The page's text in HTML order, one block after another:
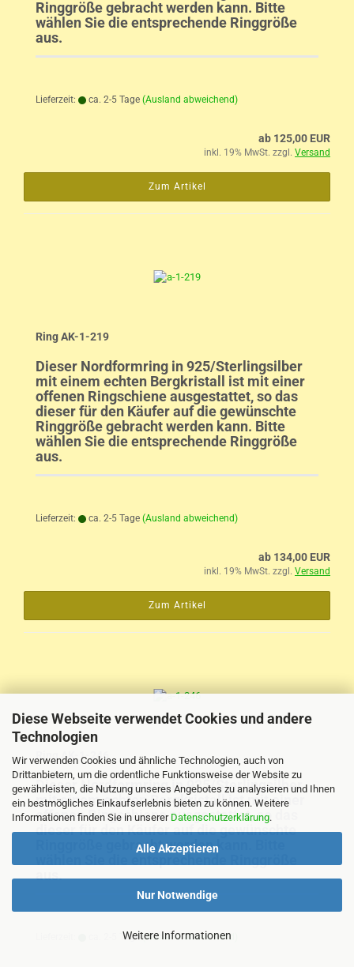
Diese Webseite verwendet Cookies und andere
Technologien
Wir verwenden Cookies und ähnliche Technologien, auch von
Drittanbietern, um die ordentliche Funktionsweise der Website zu
gewährleisten, die Nutzung unseres Angebotes zu analysieren und Ihnen
ein bestmögliches Einkaufserlebnis bieten zu können. Weitere
Informationen finden Sie in unserer Datenschutzerklärung.
Alle Akzeptieren
Nur Notwendige
Weitere Informationen
Ringgröße gebracht werden kann. Bitte
wählen Sie die entsprechende Ringgröße
aus.
Lieferzeit: ca. 2-5 Tage (Ausland abweichend)
ab 125,00 EUR
inkl. 19% MwSt. zzgl. Versand
Zum Artikel
Ring AK-1-219
Dieser Nordformring in 925/Sterlingsilber
mit einem echten Bergkristall ist mit einer
offenen Ringschiene ausgestattet, so das
dieser für den Käufer auf die gewünschte
Ringgröße gebracht werden kann. Bitte
wählen Sie die entsprechende Ringgröße
aus.
Lieferzeit: ca. 2-5 Tage (Ausland abweichend)
ab 134,00 EUR
inkl. 19% MwSt. zzgl. Versand
Zum Artikel
Ring AK-1-246
Dieser Nordformring in 925/Sterlingsilber
mit einem echten Bergkristall ist mit einer
offenen Ringschiene ausgestattet, so das
dieser für den Käufer auf die gewünschte
Ringgröße gebracht werden kann. Bitte
wählen Sie die entsprechende Ringgröße
aus.
ca. 2-5 Tage (Ausland abweichend)